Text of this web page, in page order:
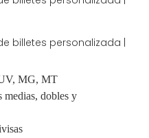
MG, MT
medias, dobles y